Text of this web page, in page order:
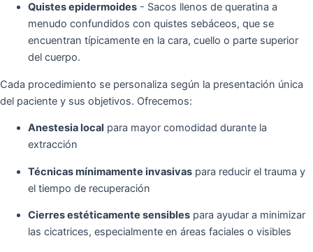
Quistes epidermoides - Sacos llenos de queratina a
menudo confundidos con quistes sebáceos, que se
encuentran típicamente en la cara, cuello o parte superior
del cuerpo.
Cada procedimiento se personaliza según la presentación única
del paciente y sus objetivos. Ofrecemos:
Anestesia local para mayor comodidad durante la
extracción
Técnicas mínimamente invasivas para reducir el trauma y
el tiempo de recuperación
Cierres estéticamente sensibles para ayudar a minimizar
las cicatrices, especialmente en áreas faciales o visibles